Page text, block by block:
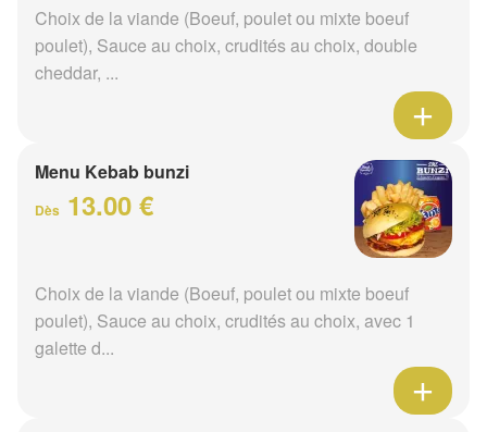
Choix de la viande (Boeuf, poulet ou mixte boeuf
poulet), Sauce au choix, crudités au choix, double
cheddar, ...
Menu Kebab bunzi
Dès 13.00 €
Choix de la viande (Boeuf, poulet ou mixte boeuf
poulet), Sauce au choix, crudités au choix, avec 1
galette d...